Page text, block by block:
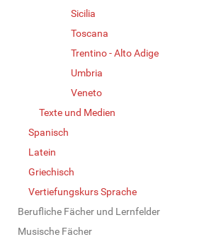
Sicilia
Toscana
Trentino - Alto Adige
Umbria
Veneto
Texte und Medien
Spanisch
Latein
Griechisch
Vertiefungskurs Sprache
Berufliche Fächer und Lernfelder
Musische Fächer